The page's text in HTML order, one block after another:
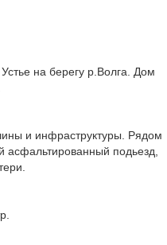
на беpегу р.Boлга. Дом
и инфраструктуры. Рядом
асфальтированный подьезд,